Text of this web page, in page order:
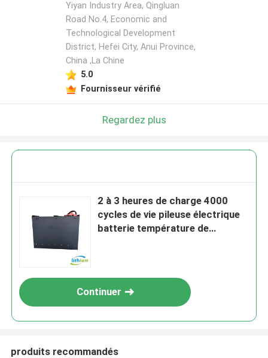
Yiyan Industry Area, Qingluan
Road No.4, Economic and
Technological Development
District, Hefei City, Anui Province,
China ,La Chine
5.0
Fournisseur vérifié
Regardez plus
2 à 3 heures de charge 4000
cycles de vie pileuse électrique
batterie température de
Continuer
produits recommandés